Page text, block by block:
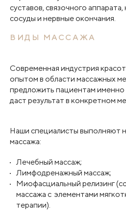
суставов, связочного
сосуды и нервные окончания.
ВИДЫ МАССАЖА
Современная индустрия
опытом в области массажных
предложить пациентам именно
даст результат в конкретном
Наши специалисты выполняют
массажа:
Лечебный массаж;
Лимфодренажный массаж;
Миофасциальный релизинг
массажа с элементами
терапии).